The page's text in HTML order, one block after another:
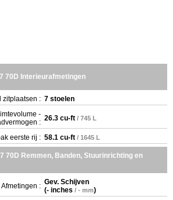
70D Interieurafmetingen
zitplaatsen : 7 stoelen
-
: 26.3 cu-ft / 745 L
eerste rij : 58.1 cu-ft / 1645 L
70D Remmen, Banden, Stuurinrichting en
: Gev. Schijven
(- inches / - mm)